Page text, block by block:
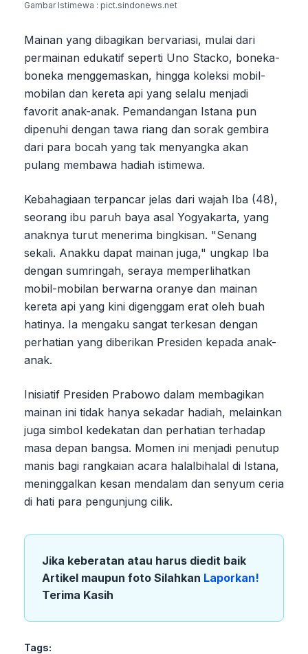
Gambar Istimewa : pict.sindonews.net
Mainan yang dibagikan bervariasi, mulai dari
permainan edukatif seperti Uno Stacko, boneka-
boneka menggemaskan, hingga koleksi mobil-
mobilan dan kereta api yang selalu menjadi
favorit anak-anak. Pemandangan Istana pun
dipenuhi dengan tawa riang dan sorak gembira
dari para bocah yang tak menyangka akan
pulang membawa hadiah istimewa.
Kebahagiaan terpancar jelas dari wajah Iba (48),
seorang ibu paruh baya asal Yogyakarta, yang
anaknya turut menerima bingkisan. "Senang
sekali. Anakku dapat mainan juga," ungkap Iba
dengan sumringah, seraya memperlihatkan
mobil-mobilan berwarna oranye dan mainan
kereta api yang kini digenggam erat oleh buah
hatinya. Ia mengaku sangat terkesan dengan
perhatian yang diberikan Presiden kepada anak-
anak.
Inisiatif Presiden Prabowo dalam membagikan
mainan ini tidak hanya sekadar hadiah, melainkan
juga simbol kedekatan dan perhatian terhadap
masa depan bangsa. Momen ini menjadi penutup
manis bagi rangkaian acara halalbihalal di Istana,
meninggalkan kesan mendalam dan senyum ceria
di hati para pengunjung cilik.
Jika keberatan atau harus diedit baik
Artikel maupun foto Silahkan Laporkan!
Terima Kasih
Tags: